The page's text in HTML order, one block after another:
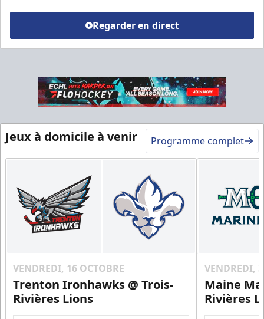
Regarder en direct
Jeux à domicile à venir Programme complet
VENDREDI, 16 OCTOBRE
Trenton Ironhawks @ Trois-
Rivières Lions
VENDREDI,
Maine
Rivières